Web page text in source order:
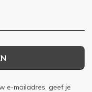
e-mailadres, geef je